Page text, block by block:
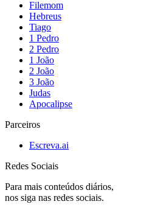
Filemom
Hebreus
Tiago
1 Pedro
2 Pedro
1 João
2 João
3 João
Judas
Apocalipse
Parceiros
Escreva.ai
Redes Sociais
Para mais conteúdos diários,
nos siga nas redes sociais.